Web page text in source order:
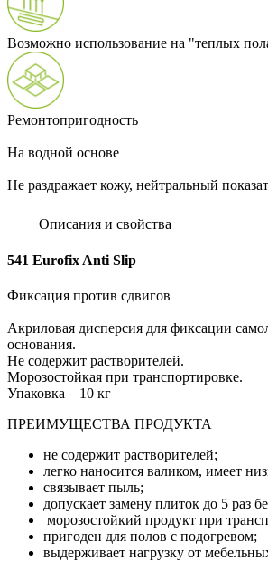
Возможно использование на "теплых
Ремонтопригодность
На водной основе
Не раздражает кожу, нейтральный
Описания и свойства
541 Eurofix Anti Slip
Фиксация против сдвигов
Акриловая дисперсия для фиксации
основания.
Не содержит растворителей.
Морозостойкая при транспортировке.
Упаковка – 10 кг
ПРЕИМУЩЕСТВА ПРОДУКТА
не содержит растворителей;
легко наносится валиком, имеет
связывает пыль;
допускает замену плиток до 5 раз
морозостойкий продукт при
пригоден для полов с подогревом;
выдерживает нагрузку от